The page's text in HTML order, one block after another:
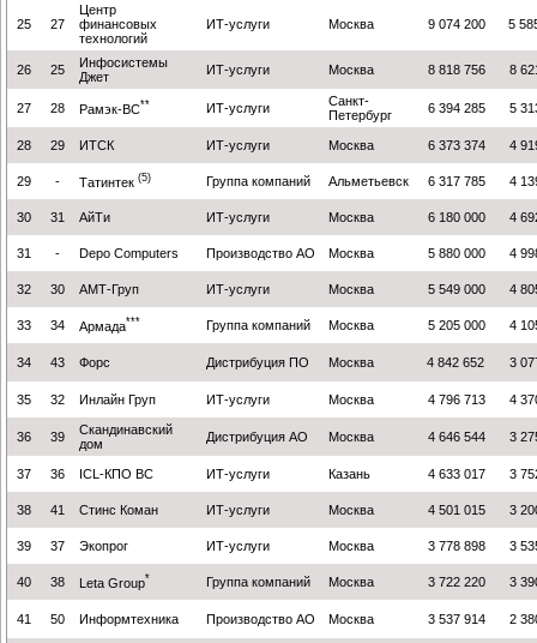
25 27
Центр
финансовых
технологий
ИТ-услуги Москва 9 074 200 5
26 25
Инфосистемы
Джет
ИТ-услуги Москва 8 818 756 8
27 28 Рамэк-ВС** ИТ-услуги
Санкт-
Петербург
6 394 285 5
28 29 ИТСК ИТ-услуги Москва 6 373 374 4
29 - Татинтек (5) Группа компаний Альметьевск 6 317 785 4
30 31 АйТи ИТ-услуги Москва 6 180 000 4
31 - Depo Computers Производство АО Москва 5 880 000 4
32 30 АМТ-Груп ИТ-услуги Москва 5 549 000 4
33 34 Армада*** Группа компаний Москва 5 205 000 4
34 43 Форс Дистрибуция ПО Москва 4 842 652 3
35 32 Инлайн Груп ИТ-услуги Москва 4 796 713 4
36 39
Скандинавский
дом
Дистрибуция АО Москва 4 646 544 3
37 36 ICL-КПО ВС ИТ-услуги Казань 4 633 017 3
38 41 Стинс Коман ИТ-услуги Москва 4 501 015 3
39 37 Экопрог ИТ-услуги Москва 3 778 898 3
40 38 Leta Group* Группа компаний Москва 3 722 220 3
41 50 Информтехника Производство АО Москва 3 537 914 2